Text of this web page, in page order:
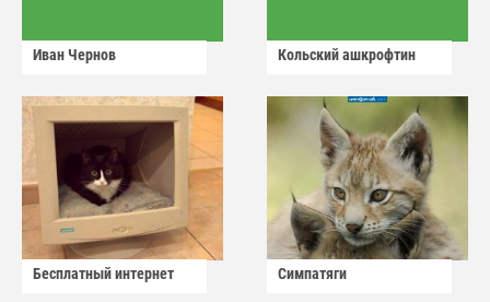
Иван Чернов Кольский ашкрофтин
Бесплатный интернет Симпатяги